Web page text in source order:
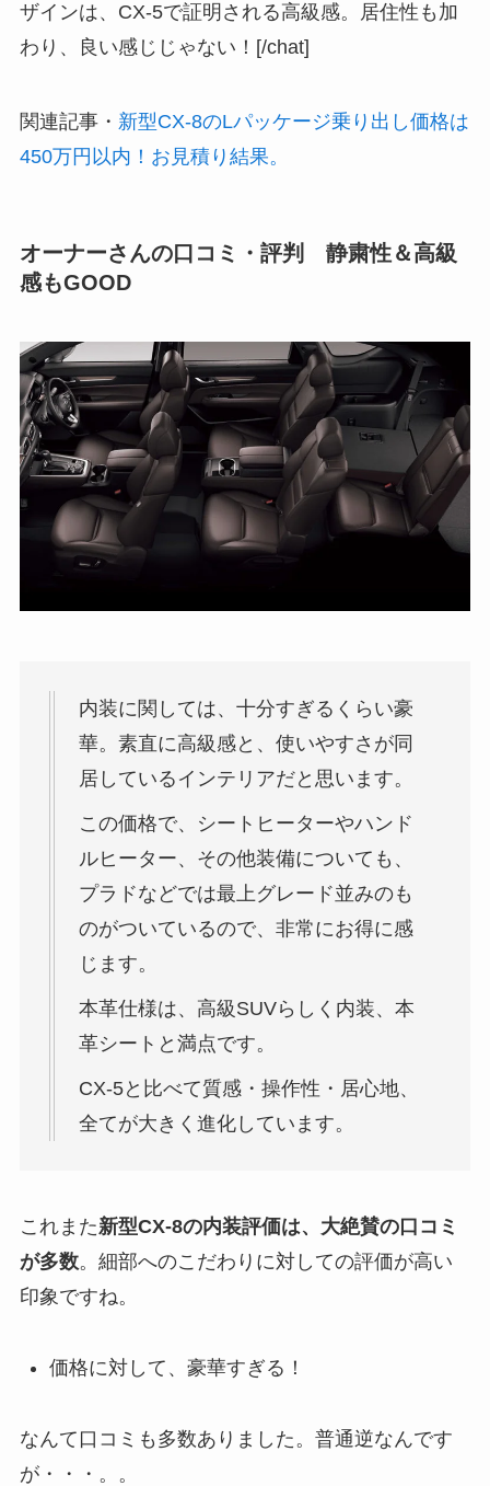
ザインは、CX-5で証明される高級感。居住性も加
わり、良い感じじゃない！[/chat]
関連記事・ 新型CX-8のLパッケージ乗り出し価格は
450万円以内！お見積り結果。
オーナーさんの口コミ・評判 静粛性＆高級
感もGOOD
内装に関しては、十分すぎるくらい豪
華。素直に高級感と、使いやすさが同
居しているインテリアだと思います。
この価格で、シートヒーターやハンド
ルヒーター、その他装備についても、
プラドなどでは最上グレード並みのも
のがついているので、非常にお得に感
じます。
本革仕様は、高級SUVらしく内装、本
革シートと満点です。
CX-5と比べて質感・操作性・居心地、
全てが大きく進化しています。
これまた新型CX-8の内装評価は、大絶賛の口コミ
が多数。細部へのこだわりに対しての評価が高い
印象ですね。
価格に対して、豪華すぎる！
なんて口コミも多数ありました。普通逆なんです
が・・・。。